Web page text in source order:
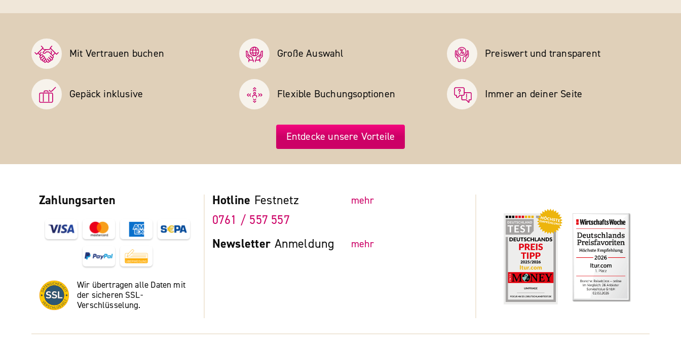
Mit Vertrauen buchen Große Auswahl Preiswert und transparent
Gepäck inklusive Flexible Buchungs­optionen Immer an deiner Seite
Entdecke unsere Vorteile
Zahlungsarten
Wir übertragen alle Daten mit
der sicheren SSL-
Verschlüsselung.
Hotline Festnetz mehr
0761 / 557 557
Newsletter Anmeldung mehr